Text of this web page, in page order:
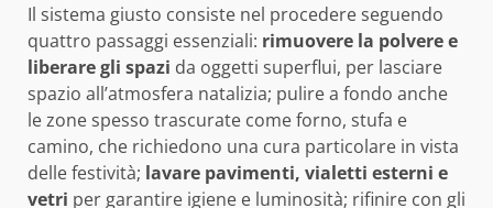
Il sistema giusto consiste nel procedere seguendo
quattro passaggi essenziali: rimuovere la polvere e
liberare gli spazi da oggetti superflui, per lasciare
spazio all’atmosfera natalizia; pulire a fondo anche
le zone spesso trascurate come forno, stufa e
camino, che richiedono una cura particolare in vista
delle festività; lavare pavimenti, vialetti esterni e
vetri per garantire igiene e luminosità; rifinire con gli